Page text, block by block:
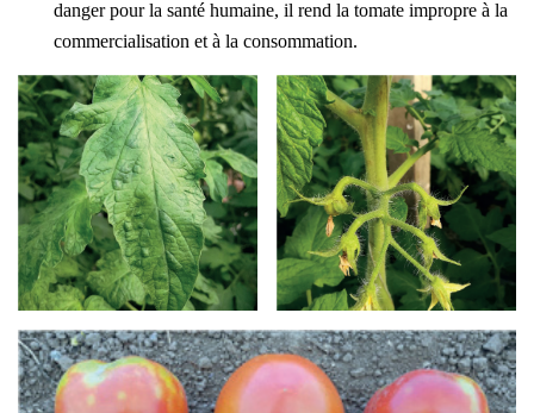
danger pour la santé humaine, il rend la tomate impropre à la
commercialisation et à la consommation.